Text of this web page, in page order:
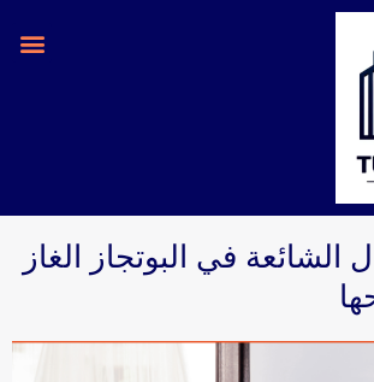
الشائعة في البوتجاز الغاز